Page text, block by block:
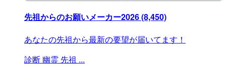
先祖からのお願いメーカー2026(8,450)
あなたの先祖から最新の要望が届いてます！
診断 幽霊 先祖 ...